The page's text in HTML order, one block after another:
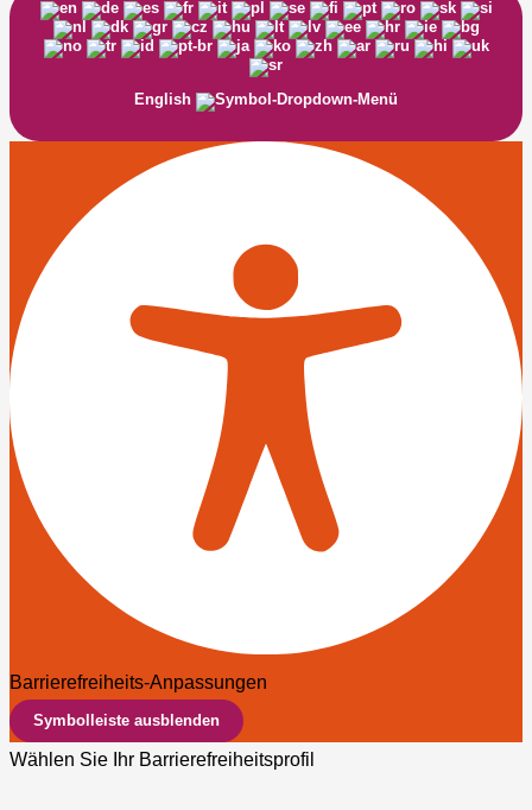
English
Barrierefreiheits-Anpassungen
Symbolleiste ausblenden
Wählen Sie Ihr Barrierefreiheitsprofil